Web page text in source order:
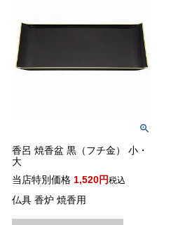
香呂 焼香盆 黒（フチ金） 小・
大
当店特別価格 1,520 税込
仏具 香炉 焼香用